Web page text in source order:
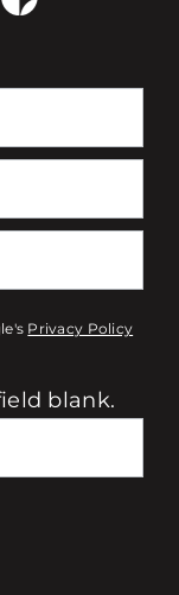
Privacy Policy
blank.